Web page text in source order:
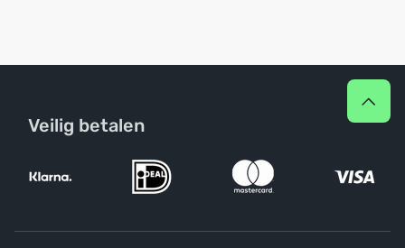
Veilig betalen